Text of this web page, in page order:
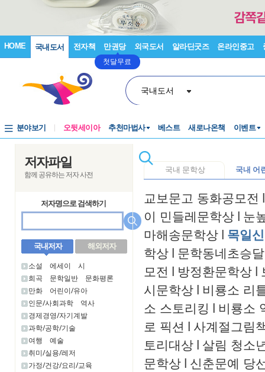
HOME 국내도서 전자책 만권당
첫달무료
외국도서 알라딘굿즈 온라인중고
국내도서
분야보기 오뒷세이아 추천마법사 베스트 새로나온책 이벤트
저자파일
함께 공유하는 저자 사전
저자명으로 검색하기
국내저자 해외저자
소설 에세이
시
희곡
문학일반
문화평론
만화
어린이/유아
인문/사회과학
역사
경제경영/자기계발
과학/공학/기술
여행
예술
취미/실용/레저
가정/건강/요리/교육
국내 문학상 국내 어
교보문고 동화공모전 l
이 민들레문학상 l 눈
마해송문학상 l 목일
학상 l 문학동네초승
모전 l 방정환문학상 l
시문학상 l 비룡소 리
소 스토리킹 l 비룡소
로 픽션 l 사계절그림
토리대상 l 살림 청소
문학상 l 신춘문예 당